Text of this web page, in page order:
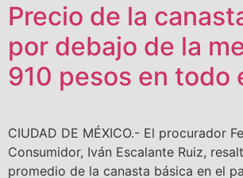
Precio de la
por debajo de la
910 pesos en todo
CIUDAD DE MÉXICO.- El procurador
Consumidor, Iván Escalante Ruiz,
promedio de la canasta básica en el